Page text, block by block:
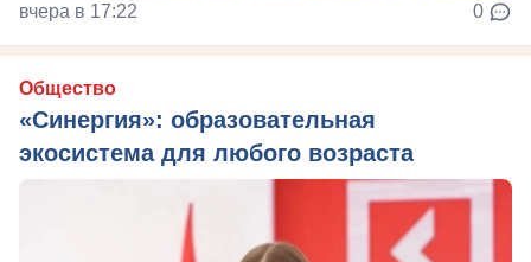
вчера в 17:22 0
Общество
«Синергия»: образовательная
экосистема для любого возраста